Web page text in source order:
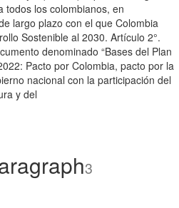
todos los colombianos, en
largo plazo con el que Colombia
Sostenible al 2030. Artículo 2°.
denominado “Bases del Plan
Pacto por Colombia, pacto por la
nacional con la participación del
y del
3